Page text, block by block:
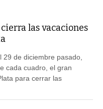
las vacaciones
de diciembre pasado,
cada cuadro, el gran
para cerrar las